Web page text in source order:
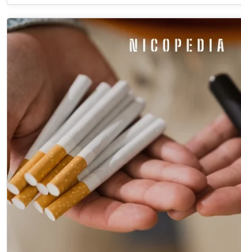
öffentliche Gesundheit und das
Regulierung.